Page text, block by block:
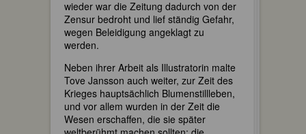
wieder war die Zeitung dadurch von der
Zensur bedroht und lief ständig Gefahr,
wegen Beleidigung angeklagt zu
werden.
Neben ihrer Arbeit als Illustratorin malte
Tove Jansson auch weiter, zur Zeit des
Krieges hauptsächlich Blumenstillleben,
und vor allem wurden in der Zeit die
Wesen erschaffen, die sie später